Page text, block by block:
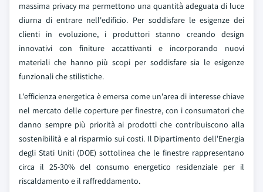
massima privacy ma permettono una quantità adeguata di luce
diurna di entrare nell'edificio. Per soddisfare le esigenze dei
clienti in evoluzione, i produttori stanno creando design
innovativi con finiture accattivanti e incorporando nuovi
materiali che hanno più scopi per soddisfare sia le esigenze
funzionali che stilistiche.
L'efficienza energetica è emersa come un'area di interesse chiave
nel mercato delle coperture per finestre, con i consumatori che
danno sempre più priorità ai prodotti che contribuiscono alla
sostenibilità e al risparmio sui costi. Il Dipartimento dell'Energia
degli Stati Uniti (DOE) sottolinea che le finestre rappresentano
circa il 25-30% del consumo energetico residenziale per il
riscaldamento e il raffreddamento.